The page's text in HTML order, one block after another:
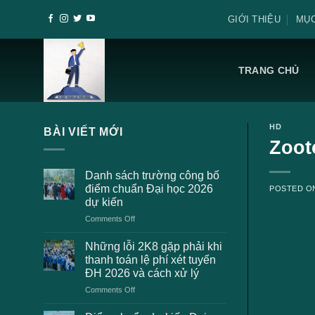
GIỚI THIỆU
TRANG CHỦ
BÀI VIẾT MỚI
Danh sách trường công bố
điểm chuẩn Đại học 2026
dự kiến
Comments Offon
sách
trường
công
bố
điểm
Đại
Những lỗi 2K8 gặp phải khi
thanh toán lệ phí xét tuyển
ĐH 2026 và cách xử lý
Comments Offon
lỗi
HD
POSTED